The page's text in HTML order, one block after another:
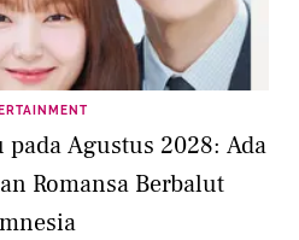
Agustus 2028: Ada
Romansa Berbalut